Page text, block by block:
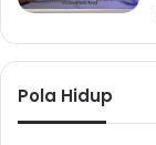
Pola Hidup